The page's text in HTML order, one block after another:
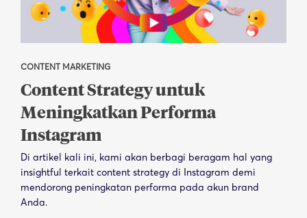
CONTENT MARKETING
Content Strategy untuk
Meningkatkan Performa
Instagram
Di artikel kali ini, kami akan berbagi beragam hal yang
insightful terkait content strategy di Instagram demi
mendorong peningkatan performa pada akun brand
Anda.